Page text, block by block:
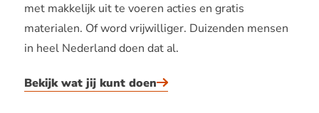
met makkelijk uit te voeren acties en gratis
materialen. Of word vrijwilliger. Duizenden mensen
in heel Nederland doen dat al.
Bekijk wat jij kunt doen